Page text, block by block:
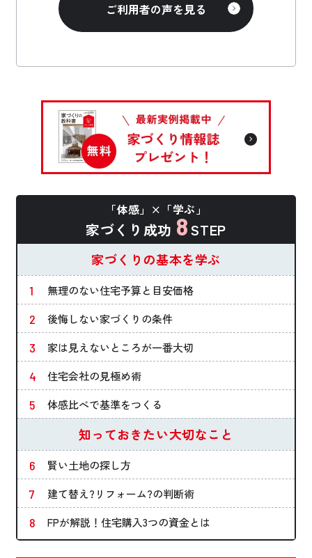
ご利用者の声を見る
「体感」×「学ぶ」
家づくり成功 8STEP
家づくりの基本を学ぶ
無理のない住宅予算と目安価格
後悔しない家づくりの条件
家は見えないところが一番大切
住宅会社の見極め術
体感比べで基準をつくる
知っておきたい大切なこと
賢い土地の探し方
建て替え?リフォーム?の判断術
FPが解説！住宅購入3つの資金とは